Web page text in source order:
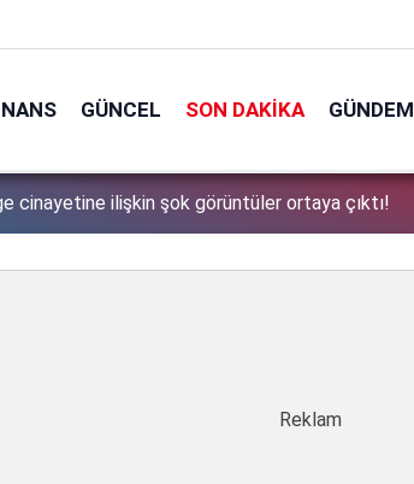
GÜNCEL SON DAKIKA GÜNDEM
cinayetine ilişkin şok görüntüler ortaya çıktı!